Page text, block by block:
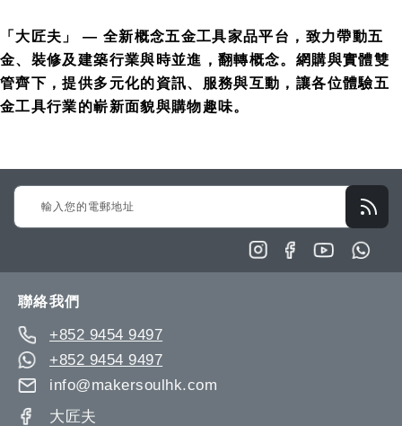
「大匠夫」 — 全新概念五金工具家品平台，致力帶動五
金、裝修及建築行業與時並進，翻轉概念。網購與實體雙
管齊下，提供多元化的資訊、服務與互動，讓各位體驗五
金工具行業的嶄新面貌與購物趣味。
Sign
Up
聯絡我們
+852 9454 9497
+852 9454 9497
info@makersoulhk.com
大匠夫